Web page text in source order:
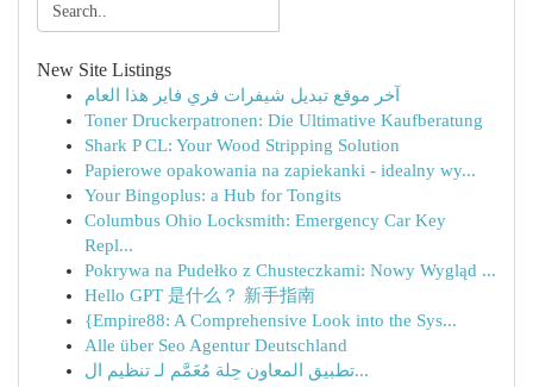
New Site Listings
آخر موقع تبديل شيفرات فري فاير هذا العام
Toner Druckerpatronen: Die Ultimative Kaufberatung
Shark P CL: Your Wood Stripping Solution
Papierowe opakowania na zapiekanki - idealny wy...
Your Bingoplus: a Hub for Tongits
Columbus Ohio Locksmith: Emergency Car Key
Repl...
Pokrywa na Pudełko z Chusteczkami: Nowy Wygląd ...
Hello GPT 是什么？ 新手指南
{Empire88: A Comprehensive Look into the Sys...
Alle über Seo Agentur Deutschland
تطبيق المعاون حِلة مُعَمَّم لـ تنظيم ال...